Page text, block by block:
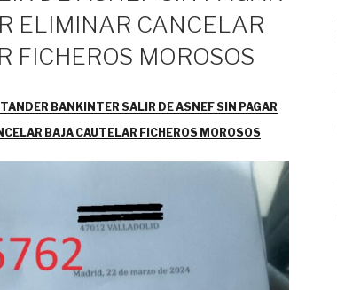
ELIMINAR CANCELAR
FICHEROS MOROSOS
BANKINTER SALIR DE ASNEF SIN PAGAR
BAJA CAUTELAR FICHEROS MOROSOS